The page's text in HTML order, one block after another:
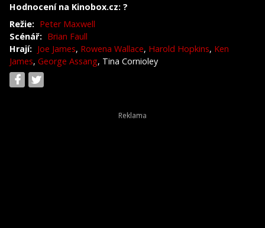
Hodnocení na Kinobox.cz: ?
Režie: Peter Maxwell
Scénář: Brian Faull
Hrají: Joe James, Rowena Wallace, Harold Hopkins, Ken
James, George Assang, Tina Cornioley